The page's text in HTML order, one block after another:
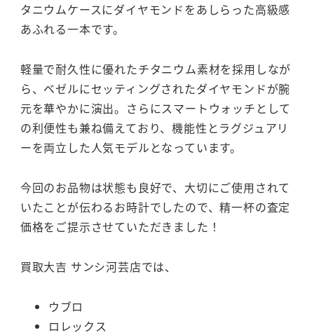
タニウムケースにダイヤモンドをあしらった高級感
あふれる一本です。
軽量で耐久性に優れたチタニウム素材を採用しなが
ら、ベゼルにセッティングされたダイヤモンドが腕
元を華やかに演出。さらにスマートウォッチとして
の利便性も兼ね備えており、機能性とラグジュアリ
ーを両立した人気モデルとなっています。
今回のお品物は状態も良好で、大切にご使用されて
いたことが伝わるお時計でしたので、精一杯の査定
価格をご提示させていただきました！
買取大吉 サンシ河芸店では、
ウブロ
ロレックス